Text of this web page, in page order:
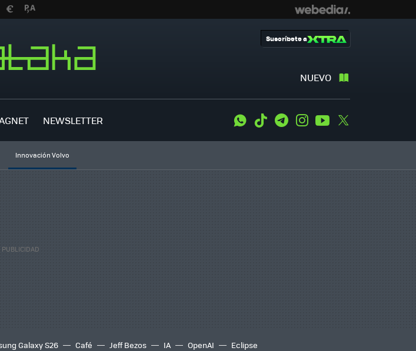
NUEVO
Suscríbete a
NEWSLETTER WhatsApp
Tiktok TelegramInstagramYoutube
Innovación Volvo
Galaxy S26 Café Jeff Bezos IA OpenAI Eclipse